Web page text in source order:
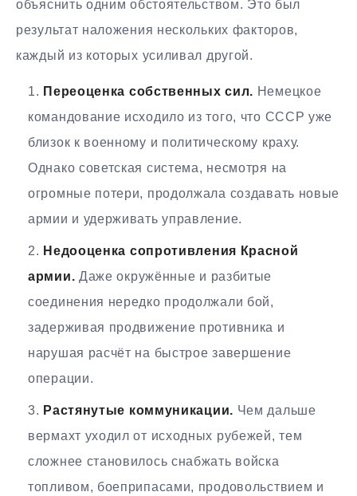
объяснить одним обстоятельством. Это был
результат наложения нескольких факторов,
каждый из которых усиливал другой.
Переоценка собственных сил. Немецкое
командование исходило из того, что СССР уже
близок к военному и политическому краху.
Однако советская система, несмотря на
огромные потери, продолжала создавать новые
армии и удерживать управление.
Недооценка сопротивления Красной
армии. Даже окружённые и разбитые
соединения нередко продолжали бой,
задерживая продвижение противника и
нарушая расчёт на быстрое завершение
операции.
Растянутые коммуникации. Чем дальше
вермахт уходил от исходных рубежей, тем
сложнее становилось снабжать войска
топливом, боеприпасами, продовольствием и